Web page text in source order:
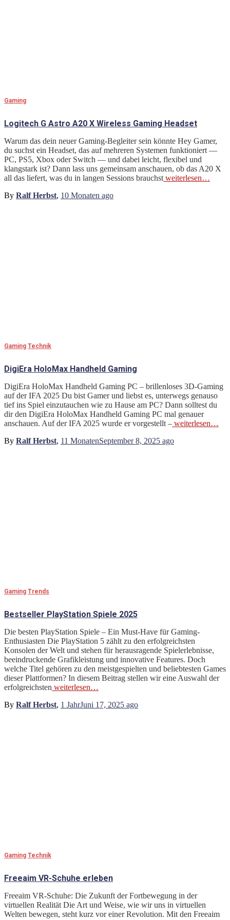
Gaming
Logitech G Astro A20 X Wireless Gaming Headset
Warum das dein neuer Gaming-Begleiter sein könnte Hey Gamer,
du suchst ein Headset, das auf mehreren Systemen funktioniert —
PC, PS5, Xbox oder Switch — und dabei leicht, flexibel und
klangstark ist? Dann lass uns gemeinsam anschauen, ob das A20 X
all das liefert, was du in langen Sessions brauchst weiterlesen…
By Ralf Herbst, 10 Monaten ago
Gaming Technik
DigiEra HoloMax Handheld Gaming
DigiEra HoloMax Handheld Gaming PC – brillenloses 3D-Gaming
auf der IFA 2025 Du bist Gamer und liebst es, unterwegs genauso
tief ins Spiel einzutauchen wie zu Hause am PC? Dann solltest du
dir den DigiEra HoloMax Handheld Gaming PC mal genauer
anschauen. Auf der IFA 2025 wurde er vorgestellt – weiterlesen…
By Ralf Herbst, 11 MonatenSeptember 8, 2025 ago
Gaming Trends
Bestseller PlayStation Spiele 2025
Die besten PlayStation Spiele – Ein Must-Have für Gaming-
Enthusiasten Die PlayStation 5 zählt zu den erfolgreichsten
Konsolen der Welt und stehen für herausragende Spielerlebnisse,
beeindruckende Grafikleistung und innovative Features. Doch
welche Titel gehören zu den meistgespielten und beliebtesten Games
dieser Plattformen? In diesem Beitrag stellen wir eine Auswahl der
erfolgreichsten weiterlesen…
By Ralf Herbst, 1 JahrJuni 17, 2025 ago
Gaming Technik
Freeaim VR-Schuhe erleben
Freeaim VR-Schuhe: Die Zukunft der Fortbewegung in der
virtuellen Realität Die Art und Weise, wie wir uns in virtuellen
Welten bewegen, steht kurz vor einer Revolution. Mit den Freeaim